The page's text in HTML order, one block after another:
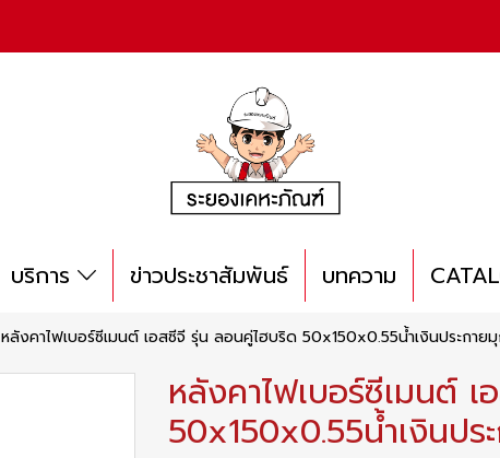
บริการ ข่าวประชาสัมพันธ์ บทความ
หลังคาไฟเบอร์ซีเมนต์ เอสซีจี รุ่น ลอนคู่ไฮบริด 50x150x0.55น้ำเงินประกาย
หลังคาไฟเบอร์ซีเมนต์
50x150x0.55น้ำเงินปร